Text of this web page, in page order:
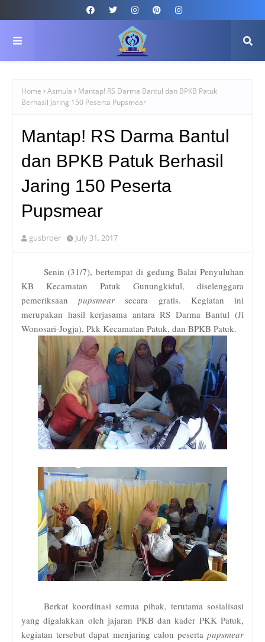
Home Asmula
Mantap! RS Darma Bantul dan BPKB Patuk
Berhasil Jaring 150 Peserta Pupsmear
Mantap! RS Darma Bantul
dan BPKB Patuk Berhasil
Jaring 150 Peserta
Pupsmear
gusbroer July 31, 2017
Senin (31/7), bertempat di gedung Balai Penyuluhan
KB Kecamatan Patuk Gunungkidul, diselenggara
pemeriksaanpupsmearsecara gratis. Kegiatan ini
merupakan hasil kerjasama antara RS Darma Bantul (Jl
Wonosari-Jogja), Pkk Kecamatan Patuk, dan BPKB Patuk.
Berkat koordinasi semua pihak, terutama sosialisasi
yang digalakkan oleh jajaran PKB dan kader PKK Patuk,
kegiatan tersebut dapat menjaring calon peserta pupsmear